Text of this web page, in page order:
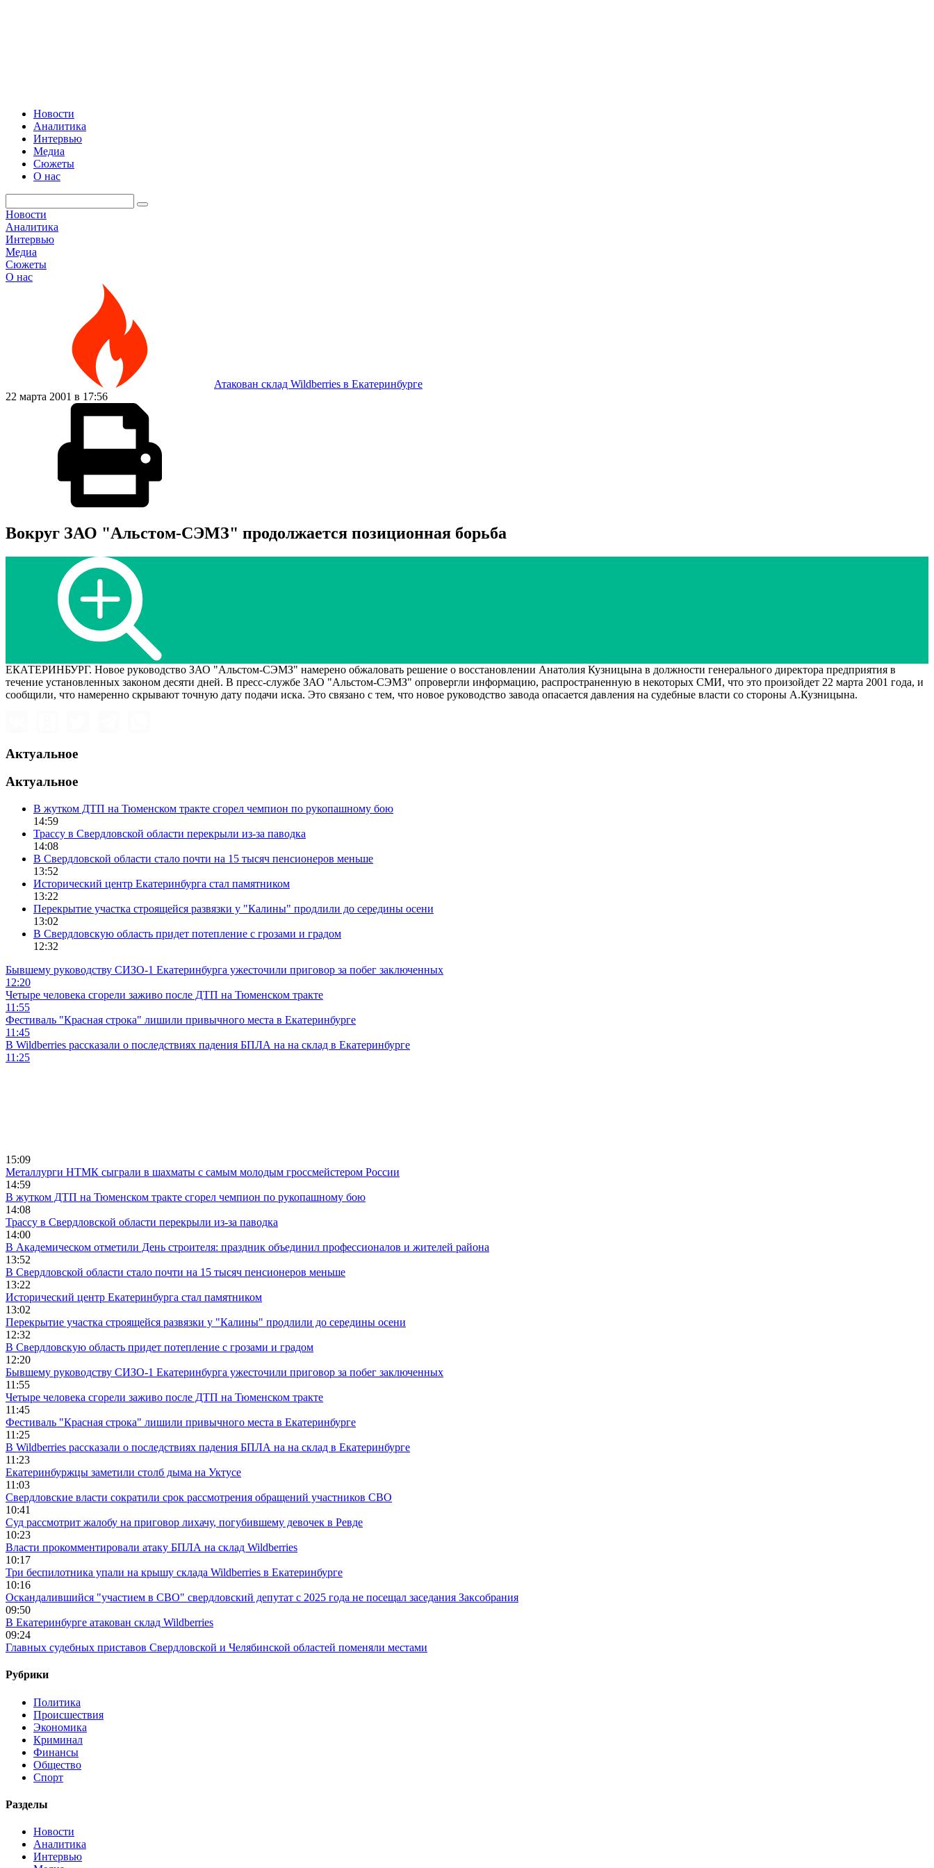
Новости
Аналитика
Интервью
Медиа
Сюжеты
О нас
Новости
Аналитика
Интервью
Медиа
Сюжеты
О нас
Атакован склад Wildberries в Екатеринбурге
22 марта 2001 в 17:56
Вокруг ЗАО "Альстом-СЭМЗ" продолжается позиционная борьба
ЕКАТЕРИНБУРГ. Новое руководство ЗАО "Альстом-СЭМЗ" намерено обжаловать решение о восстановлении Анатолия Кузницына в должности генерального директора предприятия в
течение установленных законом десяти дней. В пресс-службе ЗАО "Альстом-СЭМЗ" опровергли информацию, распространенную в некоторых СМИ, что это произойдет 22 марта 2001 года, и
сообщили, что намеренно скрывают точную дату подачи иска. Это связано с тем, что новое руководство завода опасается давления на судебные власти со стороны А.Кузницына.
Актуальное
Актуальное
В жутком ДТП на Тюменском тракте сгорел чемпион по рукопашному бою
14:59
Трассу в Свердловской области перекрыли из-за паводка
14:08
В Свердловской области стало почти на 15 тысяч пенсионеров меньше
13:52
Исторический центр Екатеринбурга стал памятником
13:22
Перекрытие участка строящейся развязки у "Калины" продлили до середины осени
13:02
В Свердловскую область придет потепление с грозами и градом
12:32
Бывшему руководству СИЗО-1 Екатеринбурга ужесточили приговор за побег заключенных
12:20
Четыре человека сгорели заживо после ДТП на Тюменском тракте
11:55
Фестиваль "Красная строка" лишили привычного места в Екатеринбурге
11:45
В Wildberries рассказали о последствиях падения БПЛА на на склад в Екатеринбурге
11:25
15:09
Металлурги НТМК сыграли в шахматы с самым молодым гроссмейстером России
14:59
В жутком ДТП на Тюменском тракте сгорел чемпион по рукопашному бою
14:08
Трассу в Свердловской области перекрыли из-за паводка
14:00
В Академическом отметили День строителя: праздник объединил профессионалов и жителей района
13:52
В Свердловской области стало почти на 15 тысяч пенсионеров меньше
13:22
Исторический центр Екатеринбурга стал памятником
13:02
Перекрытие участка строящейся развязки у "Калины" продлили до середины осени
12:32
В Свердловскую область придет потепление с грозами и градом
12:20
Бывшему руководству СИЗО-1 Екатеринбурга ужесточили приговор за побег заключенных
11:55
Четыре человека сгорели заживо после ДТП на Тюменском тракте
11:45
Фестиваль "Красная строка" лишили привычного места в Екатеринбурге
11:25
В Wildberries рассказали о последствиях падения БПЛА на на склад в Екатеринбурге
11:23
Екатеринбуржцы заметили столб дыма на Уктусе
11:03
Свердловские власти сократили срок рассмотрения обращений участников СВО
10:41
Суд рассмотрит жалобу на приговор лихачу, погубившему девочек в Ревде
10:23
Власти прокомментировали атаку БПЛА на склад Wildberries
10:17
Три беспилотника упали на крышу склада Wildberries в Екатеринбурге
10:16
Оскандалившийся "участием в СВО" свердловский депутат с 2025 года не посещал заседания Заксобрания
09:50
В Екатеринбурге атакован склад Wildberries
09:24
Главных судебных приставов Свердловской и Челябинской областей поменяли местами
Рубрики
Политика
Происшествия
Экономика
Криминал
Финансы
Общество
Спорт
Разделы
Новости
Аналитика
Интервью